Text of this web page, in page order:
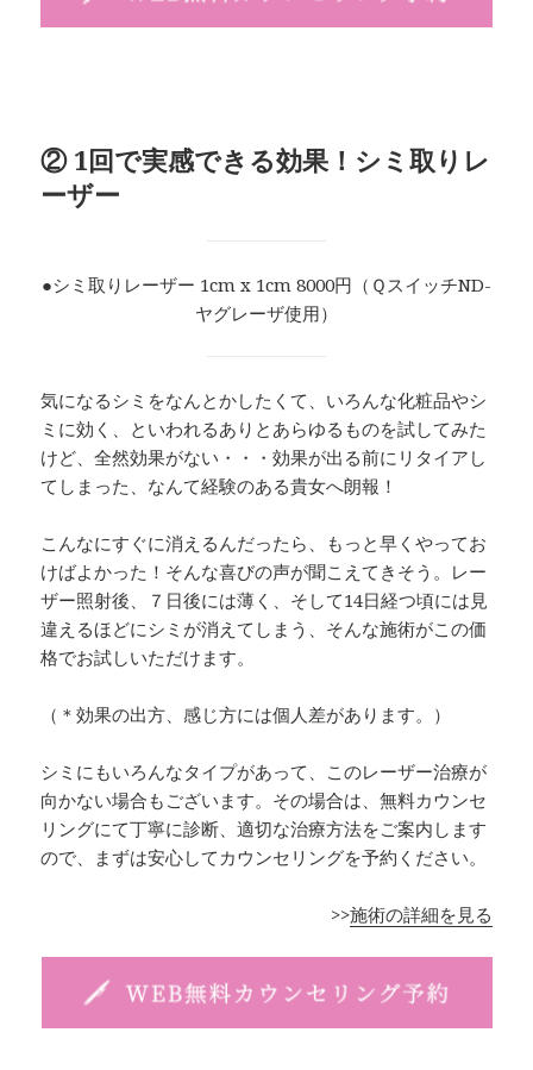
② 1回で実感できる効果！シミ取りレ
ーザー
●シミ取りレーザー 1cm x 1cm 8000円（ＱスイッチND-
ヤグレーザ使用）
気になるシミをなんとかしたくて、いろんな化粧品やシ
ミに効く、といわれるありとあらゆるものを試してみた
けど、全然効果がない・・・効果が出る前にリタイアし
てしまった、なんて経験のある貴女へ朗報！
こんなにすぐに消えるんだったら、もっと早くやってお
けばよかった！そんな喜びの声が聞こえてきそう。レー
ザー照射後、７日後には薄く、そして14日経つ頃には見
違えるほどにシミが消えてしまう、そんな施術がこの価
格でお試しいただけます。
（＊効果の出方、感じ方には個人差があります。）
シミにもいろんなタイプがあって、このレーザー治療が
向かない場合もございます。その場合は、無料カウンセ
リングにて丁寧に診断、適切な治療方法をご案内します
ので、まずは安心してカウンセリングを予約ください。
>>施術の詳細を見る